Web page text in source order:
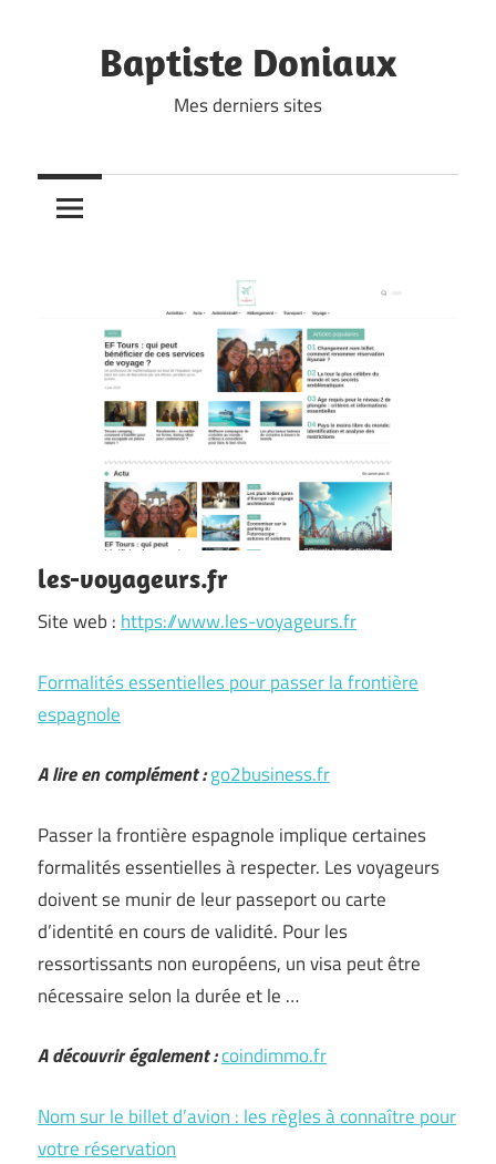
Baptiste Doniaux
Mes derniers sites
les-voyageurs.fr
Site web : https://www.les-voyageurs.fr
Formalités essentielles pour passer la frontière
espagnole
A lire en complément :go2business.fr
Passer la frontière espagnole implique certaines
formalités essentielles à respecter. Les voyageurs
doivent se munir de leur passeport ou carte
d’identité en cours de validité. Pour les
ressortissants non européens, un visa peut être
nécessaire selon la durée et le …
A découvrir également :coindimmo.fr
Nom sur le billet d’avion : les règles à connaître pour
votre réservation